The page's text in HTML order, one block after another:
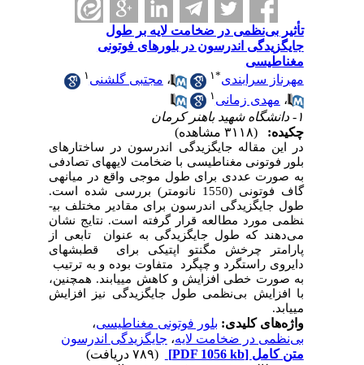
تأثیر بی‌نظمی در ضخامت لایه بر طول
جایگزیدگی اندرسون در بلورهای فوتونی
مغناطیسی
مهرناز سرابندی* ۱ ،مجتبی گلشنی
،مهدی زمانی
چکیده:
در این مقاله جایگزیدگی اندرسون در ساختارهای
بلور فوتونی مغناطیسی با ضخامت لایه­های تصادفی
به صورت عددی برای طول موجی واقع در میانه­­ی
گاف فوتونی (1550 نانومتر) بررسی شده است.
طول جایگزیدگی اندرسون برای مقادیرمختلف بی­
نظمی مورد مطالعه قرار گرفته است. نتایج نشان
میدهند که طول جایگزیدگی به عنوان تابعی از
پارامتر چرخش مگنتو اپتیکی برای قطبش­های
دایروی راستگرد و چپگرد متفاوت بوده و به ترتیب
به صورت خطی افزایش و کاهش می­یابند. همچنین،
با افزایش بینظمی طول جایگزیدگی نیز افزایش
می­یابد.
واژه‌های کلیدی:بلور فوتونی مغناطیسی،
بی‌نظمی در ضخامت لایه،جایگزیدگی اندرسون
متن کامل[PDF 1056 kb]